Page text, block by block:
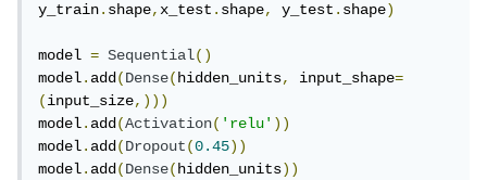
y_train.shape,x_test.shape, y_test.shape)
model = Sequential()
model.add(Dense(hidden_units, input_shape=
(input_size,)))
model.add(Activation('relu'))
model.add(Dropout(0.45))
model.add(Dense(hidden_units))